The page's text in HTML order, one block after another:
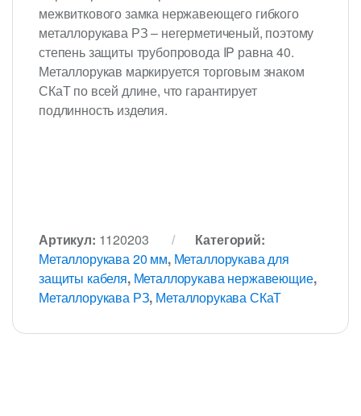
межвиткового замка нержавеющего гибкого
металлорукава РЗ – негерметиченый, поэтому
степень защиты трубопровода IP равна 40.
Металлорукав маркируется торговым знаком
СКаТ по всей длине, что гарантирует
подлинность изделия.
Артикул: 1120203
Категорий:
Металлорукава 20 мм, Металлорукава для
защиты кабеля, Металлорукава нержавеющие,
Металлорукава РЗ, Металлорукава СКаТ